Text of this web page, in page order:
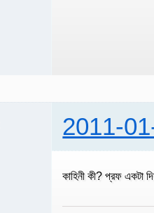
2011-
কাহিনী কী? প্রফ একটা